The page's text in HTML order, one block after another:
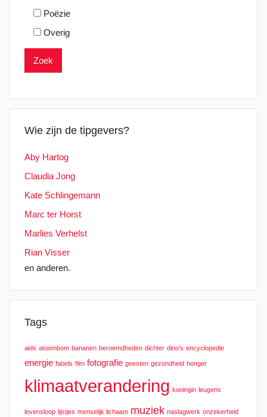
Poëzie
Overig
Wie zijn de tipgevers?
Aby Hartog
Claudia Jong
Kate Schlingemann
Marc ter Horst
Marlies Verhelst
Rian Visser
en anderen.
Tags
aids atoombom bananen beroemdheden dichter dino’s encyclopedie
energie fabels film fotografie geesten gezondheid honger
klimaatverandering koningin leugens
levensloop lijstjes menselijk lichaam muziek naslagwerk onzekerheid